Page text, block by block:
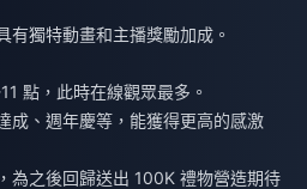
有獨特動畫和主播獎勵加成。
點，此時在線觀眾最多。
成、週年慶等，能獲得更高的感激
為之後回歸送出 100K 禮物營造期待